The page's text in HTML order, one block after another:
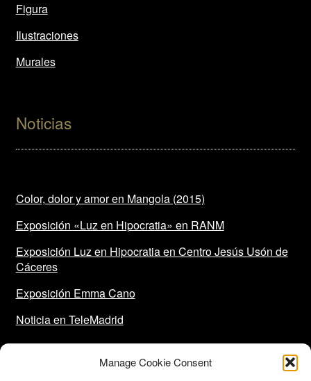
Manage Cookie Consent
Figura
Ilustraciones
Murales
Noticias
Color, dolor y amor en Mangola (2015)
Exposición «Luz en Hipocratia» en RANM
Exposición Luz en Hipocratia en Centro Jesús Usón de
Cáceres
Exposición Emma Cano
Noticia en TeleMadrid